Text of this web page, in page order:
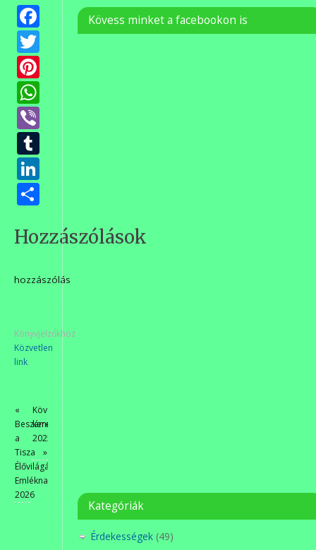
Facebook
Twitter
Pinterest
WhatsApp
Viber
Tumblr
LinkedIn
Ossza
meg
Hozzászólások
hozzászólás
Könyvjelzőkhöz
Közvetlen
link.
«
Beszámoló
a
Tisza
Élővilágának
Emléknapjáról
2026
Kövér
kereszt
2025
»
Kövess minket a facebookon is
Kategóriák
Érdekességek (49)